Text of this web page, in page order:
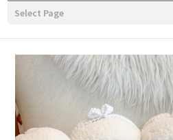
Select Page